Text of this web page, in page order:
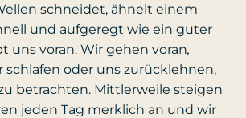
schneidet, ähnelt einem
und aufgeregt wie ein guter
uns voran. Wir gehen voran,
schlafen oder uns zurücklehnen,
betrachten. Mittlerweile steigen
jeden Tag merklich an und wir